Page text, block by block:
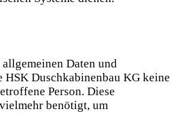
Daten und
Duschkabinenbau KG keine
Person. Diese
benötigt, um